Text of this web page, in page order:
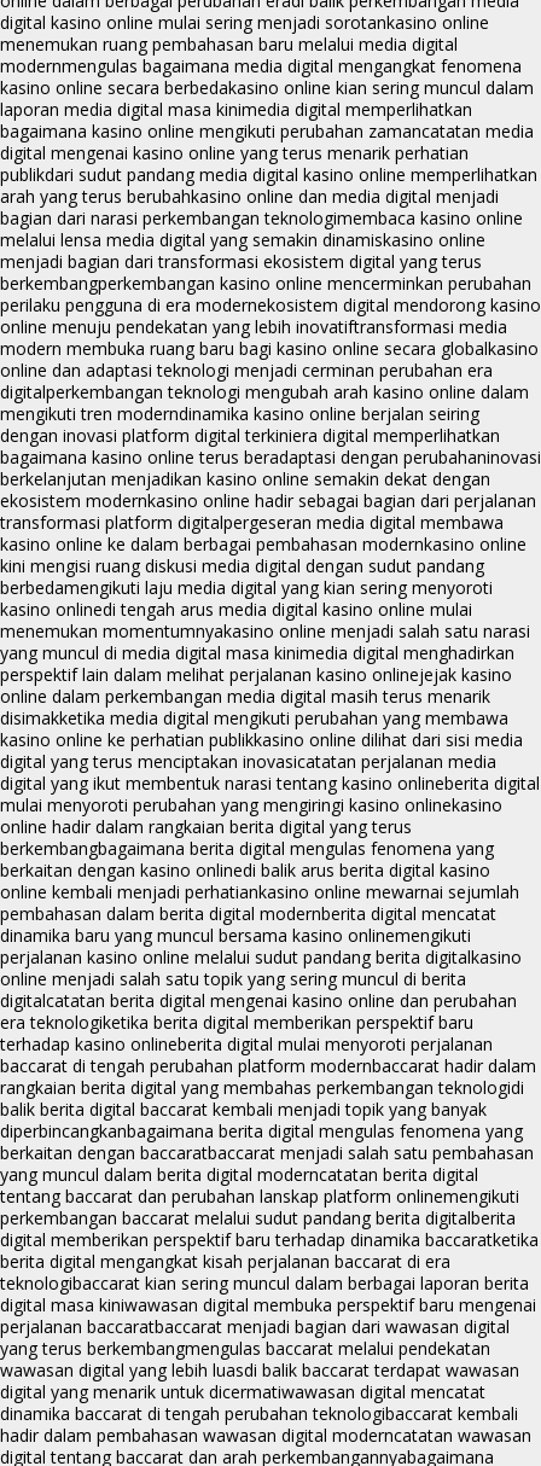
digital kasino online mulai sering menjadi sorotankasino online
menemukan ruang pembahasan baru melalui media digital
modernmengulas bagaimana media digital mengangkat fenomena
kasino online secara berbedakasino online kian sering muncul dalam
laporan media digital masa kinimedia digital memperlihatkan
bagaimana kasino online mengikuti perubahan zamancatatan media
digital mengenai kasino online yang terus menarik perhatian
publikdari sudut pandang media digital kasino online memperlihatkan
arah yang terus berubahkasino online dan media digital menjadi
bagian dari narasi perkembangan teknologimembaca kasino online
melalui lensa media digital yang semakin dinamiskasino online
menjadi bagian dari transformasi ekosistem digital yang terus
berkembangperkembangan kasino online mencerminkan perubahan
perilaku pengguna di era modernekosistem digital mendorong kasino
online menuju pendekatan yang lebih inovatiftransformasi media
modern membuka ruang baru bagi kasino online secara globalkasino
online dan adaptasi teknologi menjadi cerminan perubahan era
digitalperkembangan teknologi mengubah arah kasino online dalam
mengikuti tren moderndinamika kasino online berjalan seiring
dengan inovasi platform digital terkiniera digital memperlihatkan
bagaimana kasino online terus beradaptasi dengan perubahaninovasi
berkelanjutan menjadikan kasino online semakin dekat dengan
ekosistem modernkasino online hadir sebagai bagian dari perjalanan
transformasi platform digitalpergeseran media digital membawa
kasino online ke dalam berbagai pembahasan modernkasino online
kini mengisi ruang diskusi media digital dengan sudut pandang
berbedamengikuti laju media digital yang kian sering menyoroti
kasino onlinedi tengah arus media digital kasino online mulai
menemukan momentumnyakasino online menjadi salah satu narasi
yang muncul di media digital masa kinimedia digital menghadirkan
perspektif lain dalam melihat perjalanan kasino onlinejejak kasino
online dalam perkembangan media digital masih terus menarik
disimakketika media digital mengikuti perubahan yang membawa
kasino online ke perhatian publikkasino online dilihat dari sisi media
digital yang terus menciptakan inovasicatatan perjalanan media
digital yang ikut membentuk narasi tentang kasino onlineberita digital
mulai menyoroti perubahan yang mengiringi kasino onlinekasino
online hadir dalam rangkaian berita digital yang terus
berkembangbagaimana berita digital mengulas fenomena yang
berkaitan dengan kasino onlinedi balik arus berita digital kasino
online kembali menjadi perhatiankasino online mewarnai sejumlah
pembahasan dalam berita digital modernberita digital mencatat
dinamika baru yang muncul bersama kasino onlinemengikuti
perjalanan kasino online melalui sudut pandang berita digitalkasino
online menjadi salah satu topik yang sering muncul di berita
digitalcatatan berita digital mengenai kasino online dan perubahan
era teknologiketika berita digital memberikan perspektif baru
terhadap kasino onlineberita digital mulai menyoroti perjalanan
baccarat di tengah perubahan platform modernbaccarat hadir dalam
rangkaian berita digital yang membahas perkembangan teknologidi
balik berita digital baccarat kembali menjadi topik yang banyak
diperbincangkanbagaimana berita digital mengulas fenomena yang
berkaitan dengan baccaratbaccarat menjadi salah satu pembahasan
yang muncul dalam berita digital moderncatatan berita digital
tentang baccarat dan perubahan lanskap platform onlinemengikuti
perkembangan baccarat melalui sudut pandang berita digitalberita
digital memberikan perspektif baru terhadap dinamika baccaratketika
berita digital mengangkat kisah perjalanan baccarat di era
teknologibaccarat kian sering muncul dalam berbagai laporan berita
digital masa kiniwawasan digital membuka perspektif baru mengenai
perjalanan baccaratbaccarat menjadi bagian dari wawasan digital
yang terus berkembangmengulas baccarat melalui pendekatan
wawasan digital yang lebih luasdi balik baccarat terdapat wawasan
digital yang menarik untuk dicermatiwawasan digital mencatat
dinamika baccarat di tengah perubahan teknologibaccarat kembali
hadir dalam pembahasan wawasan digital moderncatatan wawasan
digital tentang baccarat dan arah perkembangannyabagaimana